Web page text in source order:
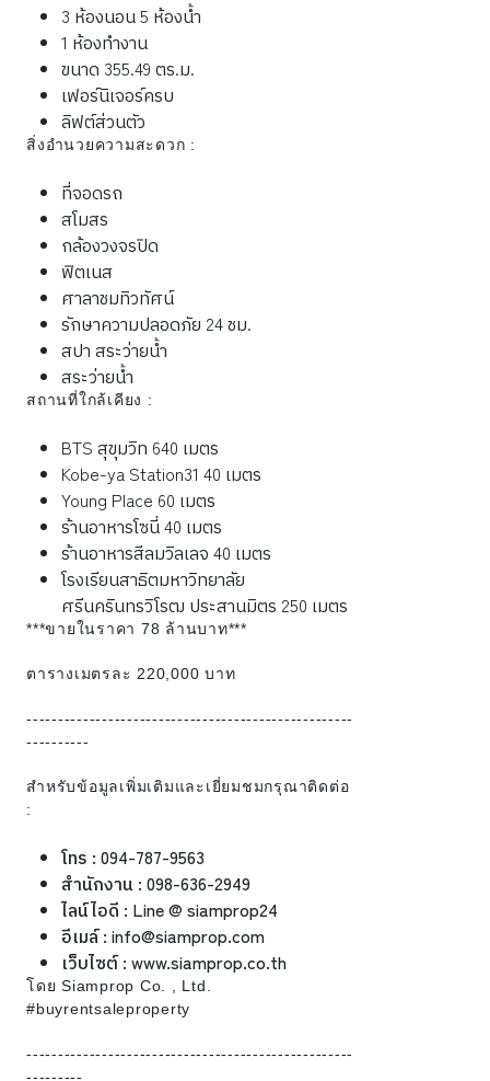
3 ห้องนอน 5 ห้องน้ำ
1 ห้องทำงาน
ขนาด 355.49 ตร.ม.
เฟอร์นิเจอร์ครบ
ลิฟต์ส่วนตัว
สิ่งอำนวยความสะดวก :
ที่จอดรถ
สโมสร
กล้องวงจรปิด
ฟิตเนส
ศาลาชมทิวทัศน์
รักษาความปลอดภัย 24 ชม.
สปา สระว่ายน้ำ
สระว่ายน้ำ
สถานที่ใกล้เคียง :
BTS สุขุมวิท 640 เมตร
Kobe-ya Station31 40 เมตร
Young Place 60 เมตร
ร้านอาหารโซนี่ 40 เมตร
ร้านอาหารสีลมวิลเลจ 40 เมตร
โรงเรียนสาธิตมหาวิทยาลัย
ศรีนครินทรวิโรฒ ประสานมิตร 250 เมตร
***ขายในราคา 78 ล้านบาท***
ตารางเมตรละ 220,000 บาท
----------------------------------------------------
----------
สำหรับข้อมูลเพิ่มเติมและเยี่ยมชมกรุณาติดต่อ
:
โทร : 094-787-9563
สำนักงาน : 098-636-2949
ไลน์ไอดี : Line @ siamprop24
อีเมล์ : info@siamprop.com
เว็บไซต์ : www.siamprop.co.th
โดย Siamprop Co. , Ltd.
#buyrentsaleproperty
----------------------------------------------------
---------